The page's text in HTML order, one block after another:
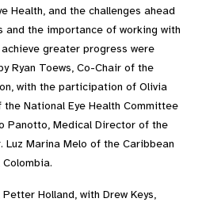
Health, and the challenges ahead
and the importance of working with
greater progress were
Ryan Toews, Co-Chair of the
with the participation of Olivia
National Eye Health Committee
Panotto, Medical Director of the
Luz Marina Melo of the Caribbean
Holland, with Drew Keys,